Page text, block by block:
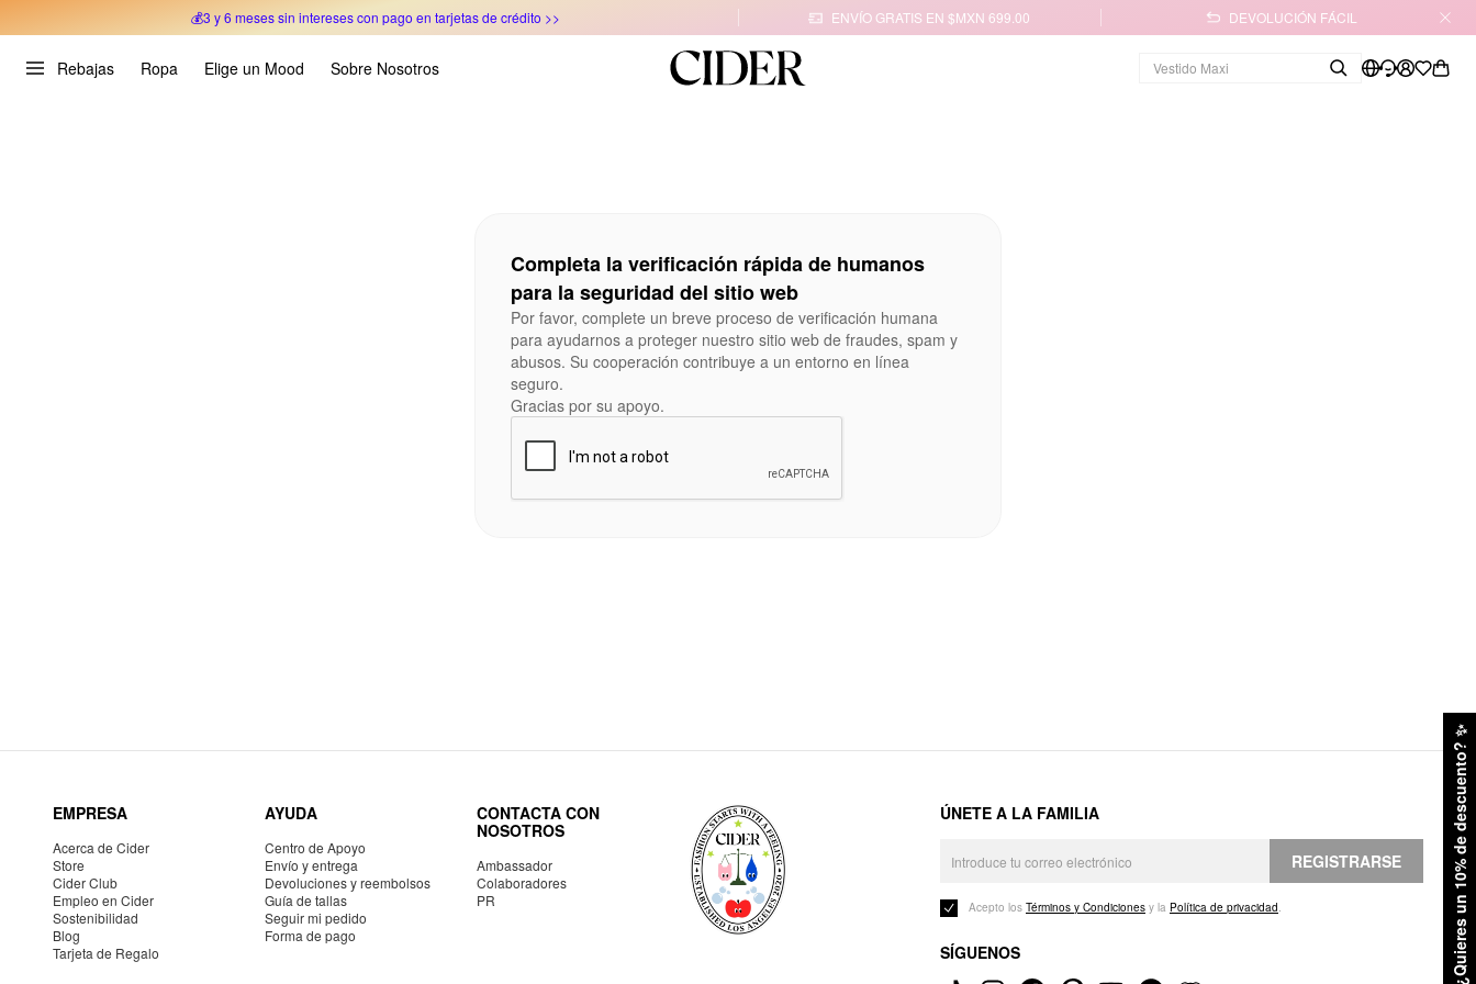
💰3 y 6 meses sin intereses con pago en tarjetas de crédito >>
ENVÍO GRATIS EN $MXN 699.00 DEVOLUCIÓN FÁCIL
Rebajas Ropa Elige un Mood Sobre Nosotros
¿Quieres un 10% de descuento?
✨
Completa la verificación rápida de humanos
para la seguridad del sitio web
Por favor, complete un breve proceso de verificación humana
para ayudarnos a proteger nuestro sitio web de fraudes, spam y
abusos. Su cooperación contribuye a un entorno en línea
seguro.
Gracias por su apoyo.
EMPRESA
Acerca de Cider
Store
Cider Club
Empleo en Cider
Sostenibilidad
Blog
Tarjeta de Regalo
AYUDA
Centro de Apoyo
Envío y entrega
Devoluciones y reembolsos
Guía de tallas
Seguir mi pedido
Forma de pago
CONTACTA CON
NOSOTROS
Ambassador
Colaboradores
PR
ÚNETE A LA FAMILIA
REGISTRARSE
Acepto los Términos y Condiciones y la Política de privacidad.
SÍGUENOS